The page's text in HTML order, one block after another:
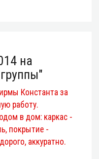
на
Константа за
работу.
в дом: каркас -
покрытие -
аккуратно.